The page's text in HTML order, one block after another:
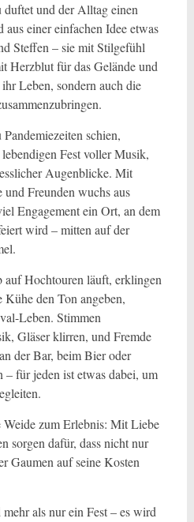
duftet und der Alltag einen
einer einfachen Idee etwas
Steffen – sie mit Stilgefühl
Herzblut für das Gelände und
Leben, sondern auch die
schien,
Fest voller Musik,
Augenblicke. Mit
Freunden wuchs aus
Engagement ein Ort, an dem
wird – mitten auf der
auf Hochtouren läuft, erklingen
den Ton angeben,
Leben. Stimmen
Gläser klirren, und Fremde
der Bar, beim Bier oder
– für jeden ist etwas dabei, um
zum Erlebnis: Mit Liebe
sorgen dafür, dass nicht nur
Gaumen auf seine Kosten
als nur ein Fest – es wird